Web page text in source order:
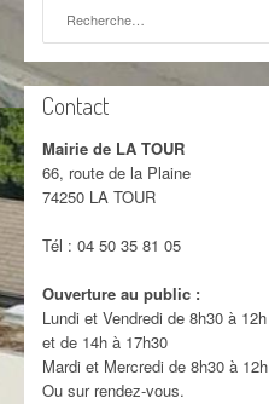
Contact
Mairie de LA TOUR
66, route de la Plaine
74250 LA TOUR
Tél : 04 50 35 81 05
Ouverture au public :
Lundi et Vendredi de 8h30 à 12h
et de 14h à 17h30
Mardi et Mercredi de 8h30 à 12h
Ou sur rendez-vous.